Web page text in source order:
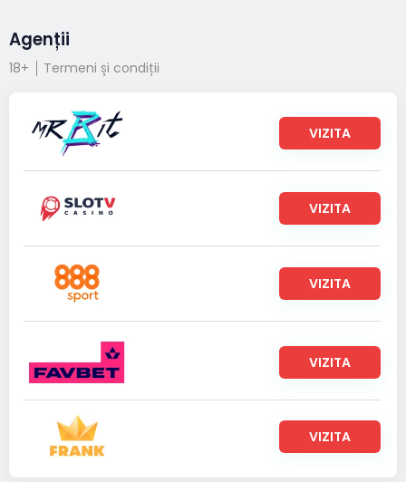
Agenții
18+ Termeni și condiții
VIZITA
VIZITA
VIZITA
VIZITA
VIZITA